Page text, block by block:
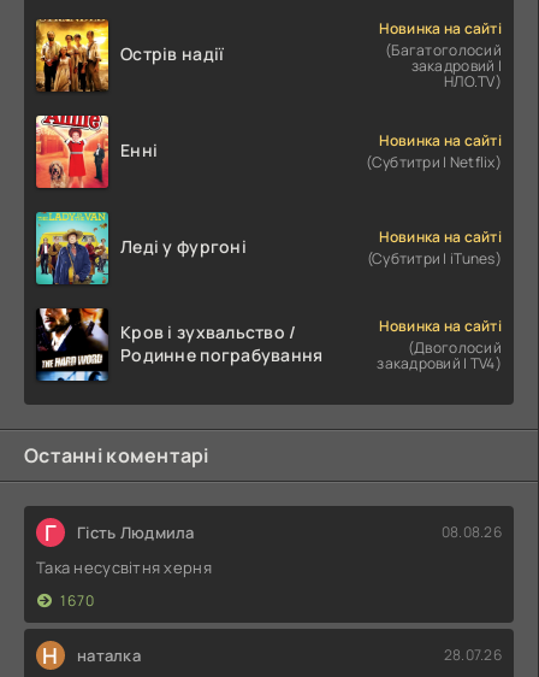
Острів надії
Новинка на сайті
(Багатоголосий
закадровий |
НЛО.TV)
Енні
Новинка на сайті
(Субтитри | Netflix)
Леді у фургоні
Новинка на сайті
(Субтитри | iTunes)
Кров і зухвальство /
Родинне пограбування
Новинка на сайті
(Двоголосий
закадровий | TV4)
Останні коментарі
Г Гість Людмила 08.08.26
Така несусвітня херня
1670
Н наталка 28.07.26